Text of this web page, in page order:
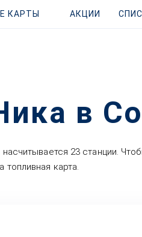
КАРТЫ АКЦИИ
в
23 станции.
карта.